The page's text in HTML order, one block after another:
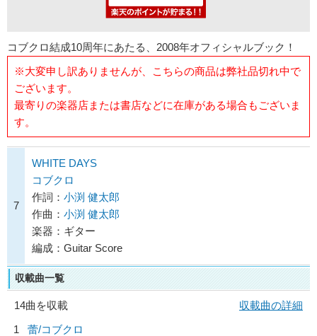
コブクロ結成10周年にあたる、2008年オフィシャルブック！
※大変申し訳ありませんが、こちらの商品は弊社品切れ中で
ございます。
最寄りの楽器店または書店などに在庫がある場合もございま
す。
7
WHITE DAYS
コブクロ
作詞： 小渕 健太郎
作曲： 小渕 健太郎
楽器：ギター
編成：Guitar Score
収載曲一覧
14曲を収載
収載曲の詳細
1
蕾/コブクロ